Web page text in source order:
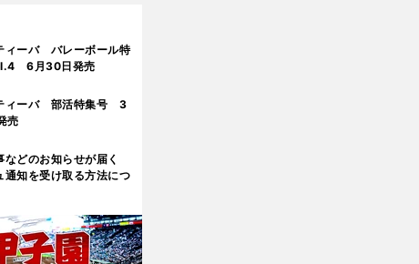
スを男臭いドロドロしたものから、華やかな舞台に変えた」
ィーバ バレーボール特
6月30日発売
ィーバ 部活特集号 3
売
などのお知らせが届く
通知を受け取る方法につ